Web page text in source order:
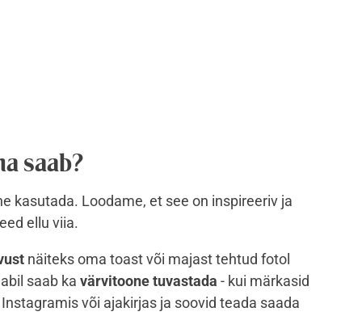
saab?
kasutada. Loodame, et see on inspireeriv ja
ellu viia.
näiteks oma toast või majast tehtud fotol
saab ka värvitoone tuvastada - kui märkasid
või ajakirjas ja soovid teada saada